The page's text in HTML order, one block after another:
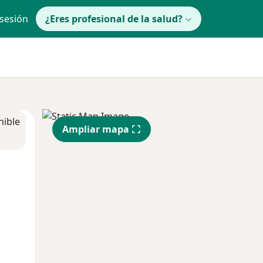
¿Eres profesional de la salud?
Ampliar mapa